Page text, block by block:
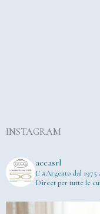
INSTAGRAM
accasrl
L' #Argento dal 1975
Direct per tutte le